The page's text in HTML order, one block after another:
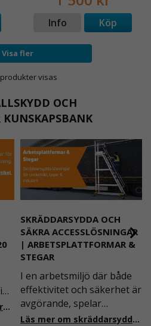
Info Köp
Visa fler
visas
OCH
Läs mer om de nya reglerna!
SKRÄDDARSYDDA OCH
SÄKRA ACCESSLÖSNINGAR
| ARBETSPLATTFORMAR &
STEGAR
I en arbetsmiljö där både
effektivitet och säkerhet är
avgörande, spelar
plattformstrappor och
Läs mer om skräddarsydda accesslösningar!